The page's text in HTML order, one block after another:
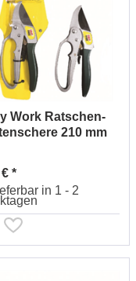
Work Ratschen-
210 mm
*
in 1 - 2